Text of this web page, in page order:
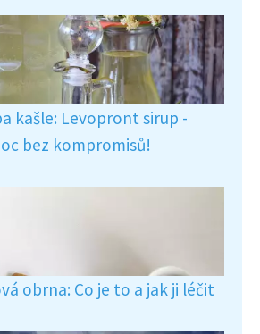
kašle: Levopront sirup -
bez kompromisů!
obrna: Co je to a jak ji léčit